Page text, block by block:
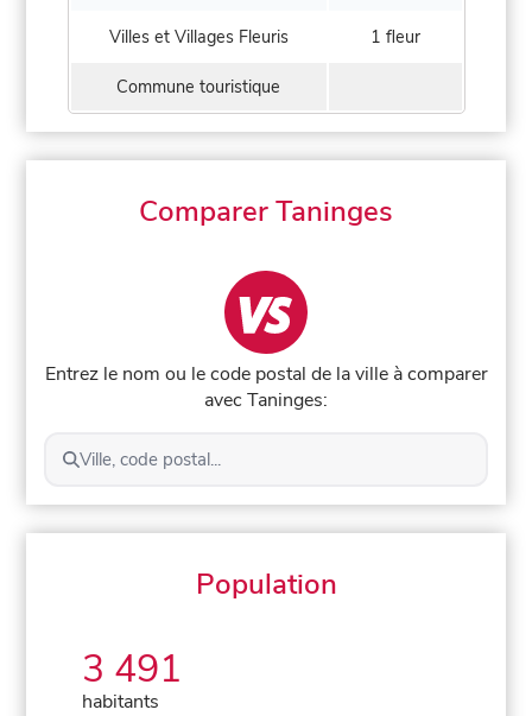
Villes et Villages Fleuris 1 fleur
Commune touristique
Comparer Taninges
Entrez le nom ou le code postal de la ville à comparer
avec Taninges:
Ville, code postal...
Population
3 491
habitants